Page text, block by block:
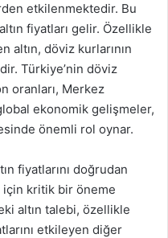
etkilenmektedir. Bu
fiyatları gelir. Özellikle
altın, döviz kurlarının
Türkiye’nin döviz
oranları, Merkez
ekonomik gelişmeler,
önemli rol oynar.
fiyatlarını doğrudan
için kritik bir öneme
altın talebi, özellikle
etkileyen diğer